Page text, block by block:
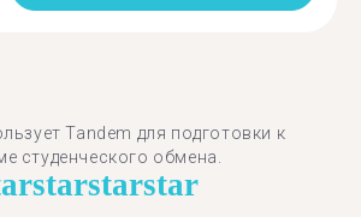
Tandem для подготовки к
студенческого обмена.
starstarstar